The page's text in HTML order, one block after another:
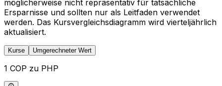
möglicherweise nicht repräsentativ für tatsächliche
Ersparnisse und sollten nur als Leitfaden verwendet
werden. Das Kursvergleichsdiagramm wird vierteljährlich
aktualisiert.
Kurse Umgerechneter Wert
1 COP zu PHP